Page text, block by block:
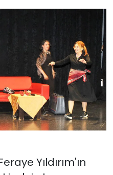
Yıldırım'ın